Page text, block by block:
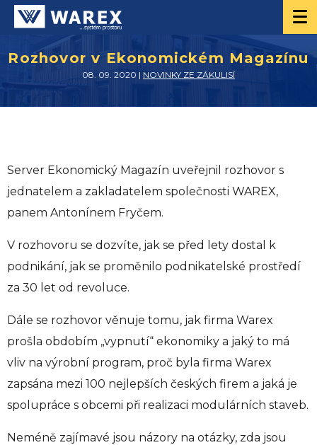
Rozhovor v Ekonomickém Magazínu
08. 09. 2020 | NOVINKY ZE ZÁKULISÍ
Server Ekonomický Magazín uveřejnil rozhovor s
jednatelem a zakladatelem společnosti WAREX,
panem Antonínem Fryčem.
V rozhovoru se dozvíte, jak se před lety dostal k
podnikání, jak se proměnilo podnikatelské prostředí
za 30 let od revoluce.
Dále se rozhovor věnuje tomu, jak firma Warex
prošla obdobím „vypnutí“ ekonomiky a jaký to má
vliv na výrobní program, proč byla firma Warex
zapsána mezi 100 nejlepších českých firem a jaká je
spolupráce s obcemi při realizaci modulárních staveb.
Neméně zajímavé jsou názory na otázky, zda jsou